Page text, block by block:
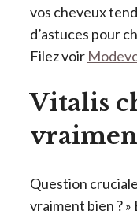
vos cheveux
d’astuces pour
Filez voir
Vitalis
Question
vraiment bien ?